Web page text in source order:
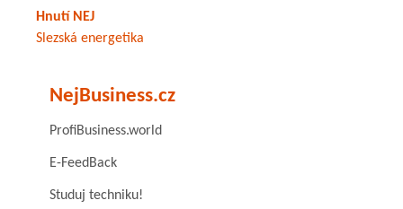
Hnutí NEJ
Slezská energetika
NejBusiness.cz
ProfiBusiness.world
E-FeedBack
Studuj techniku!